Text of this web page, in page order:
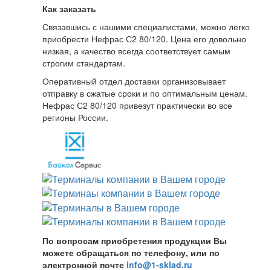
Как заказать
Связавшись с нашими специалистами, можно легко
приобрести Нефрас С2 80/120. Цена его довольно
низкая, а качество всегда соответствует самым
строгим стандартам.
Оперативный отдел доставки организовывает
отправку в сжатые сроки и по оптимальным ценам.
Нефрас С2 80/120 привезут практически во все
регионы России.
По вопросам приобретения продукции Вы
можете обращаться по телефону, или по
электронной почте info@1-sklad.ru